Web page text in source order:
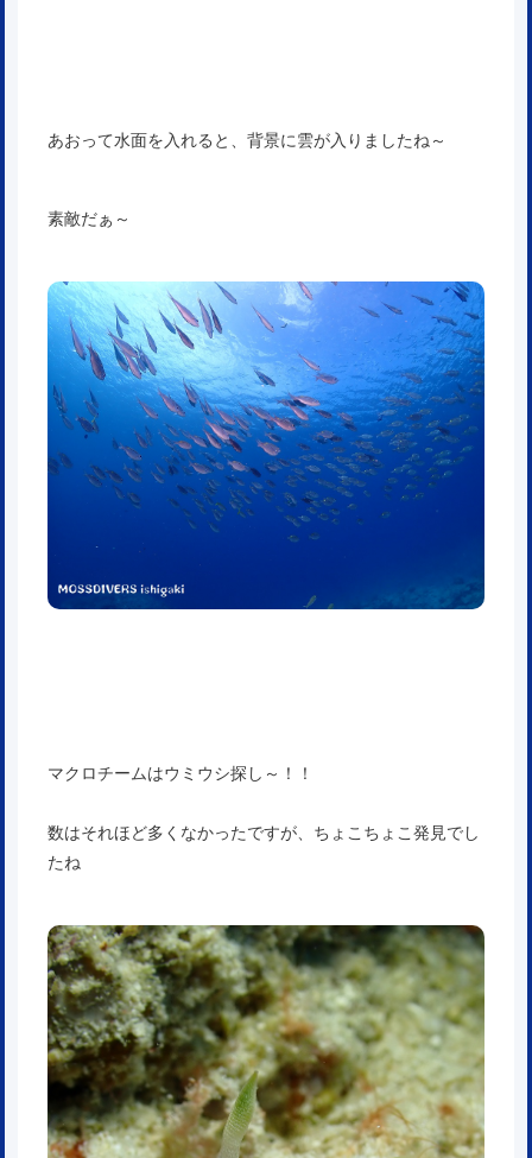
あおって水面を入れると、背景に雲が入りましたね～
素敵だぁ～
マクロチームはウミウシ探し～！！
数はそれほど多くなかったですが、ちょこちょこ発見でし
たね